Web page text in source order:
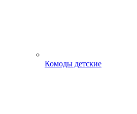
Комоды детские